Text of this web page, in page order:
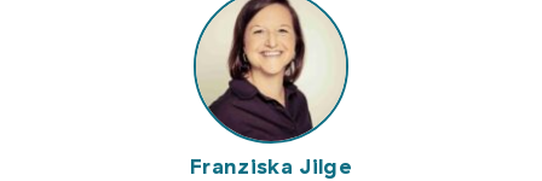
Franziska Jilge